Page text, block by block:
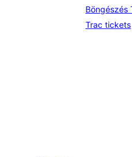
Böngészés
Trac tickets